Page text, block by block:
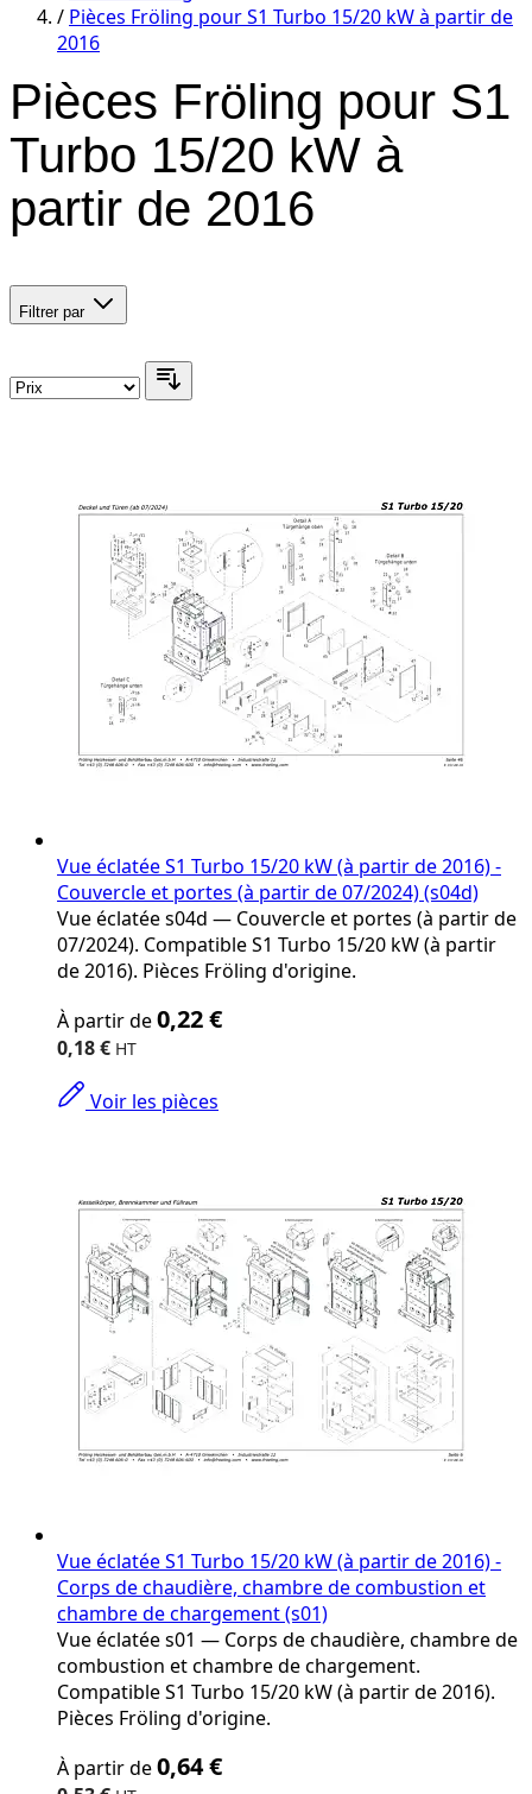
/ Pièces Fröling pour S1 Turbo 15/20 kW à partir de
2016
Pièces Fröling pour S1
Turbo 15/20 kW à
partir de 2016
Filtrer par
Vue éclatée S1 Turbo 15/20 kW (à partir de 2016) -
Couvercle et portes (à partir de 07/2024) (s04d)
Vue éclatée s04d — Couvercle et portes (à partir de
07/2024). Compatible S1 Turbo 15/20 kW (à partir
de 2016). Pièces Fröling d'origine.
price
depends
the
the
product
page
À partir de0,22 €
0,18 €
Voir les pièces
Vue éclatée S1 Turbo 15/20 kW (à partir de 2016) -
Corps de chaudière, chambre de combustion et
chambre de chargement (s01)
Vue éclatée s01 — Corps de chaudière, chambre de
combustion et chambre de chargement.
Compatible S1 Turbo 15/20 kW (à partir de 2016).
Pièces Fröling d'origine.
price
À partir de0,64 €